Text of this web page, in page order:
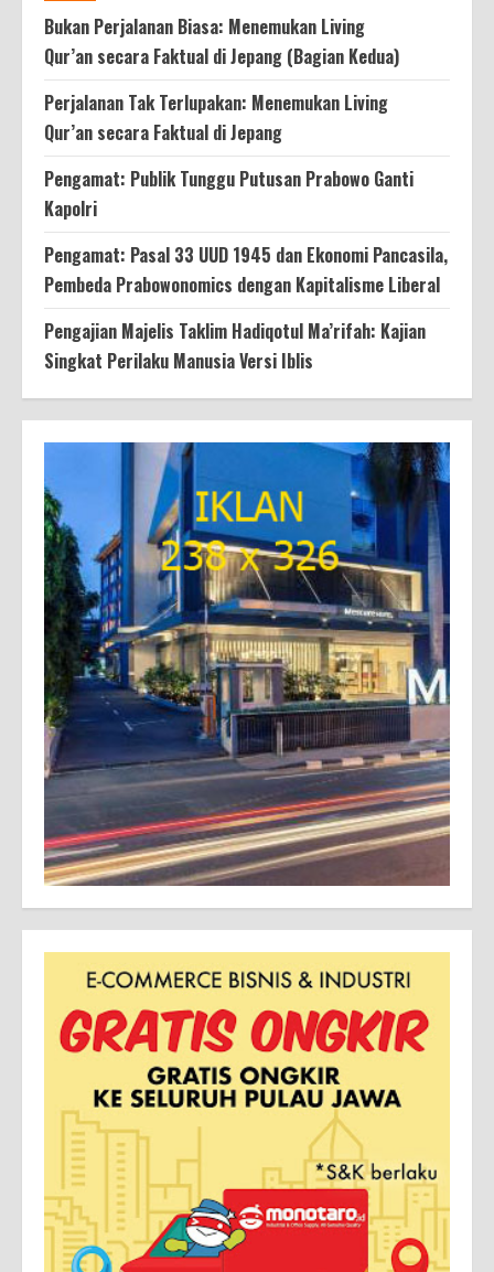
Bukan Perjalanan Biasa: Menemukan Living
Qur’an secara Faktual di Jepang (Bagian Kedua)
Perjalanan Tak Terlupakan: Menemukan Living
Qur’an secara Faktual di Jepang
Pengamat: Publik Tunggu Putusan Prabowo Ganti
Kapolri
Pengamat: Pasal 33 UUD 1945 dan Ekonomi Pancasila,
Pembeda Prabowonomics dengan Kapitalisme Liberal
Pengajian Majelis Taklim Hadiqotul Ma’rifah: Kajian
Singkat Perilaku Manusia Versi Iblis